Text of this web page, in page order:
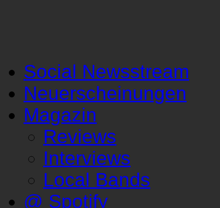
Social Newsstream
Neuerscheinungen
Magazin
Reviews
Interviews
Local Bands
@ Spotify